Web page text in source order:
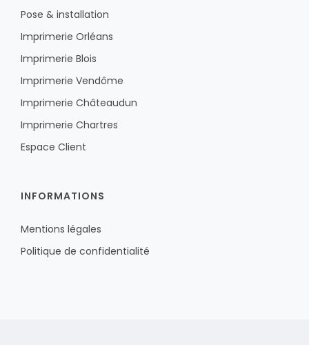
Pose & installation
Imprimerie Orléans
Imprimerie Blois
Imprimerie Vendôme
Imprimerie Châteaudun
Imprimerie Chartres
Espace Client
INFORMATIONS
Mentions légales
Politique de confidentialité